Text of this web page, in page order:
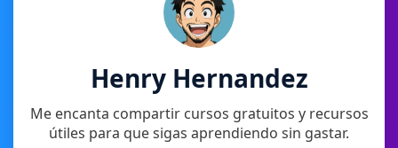
Henry Hernandez
Me encanta compartir cursos gratuitos y recursos
útiles para que sigas aprendiendo sin gastar.